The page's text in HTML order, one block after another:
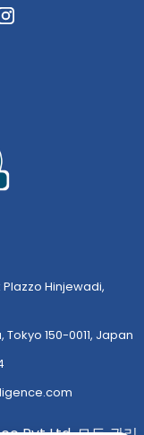
Hinjewadi,
150-0011, Japan